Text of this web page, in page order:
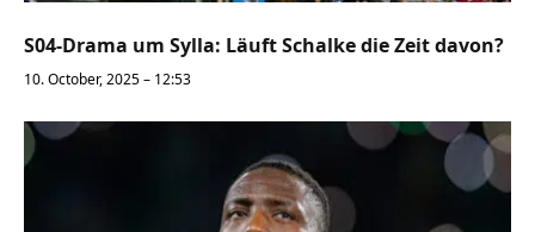
S04-Drama um Sylla: Läuft Schalke die Zeit davon?
10. October, 2025 – 12:53